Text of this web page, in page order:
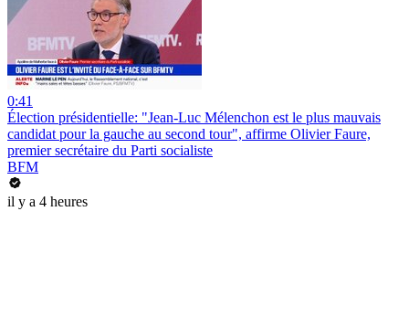
0:41
Élection présidentielle: "Jean-Luc Mélenchon est le plus mauvais
candidat pour la gauche au second tour", affirme Olivier Faure,
premier secrétaire du Parti socialiste
BFM
il y a 4 heures